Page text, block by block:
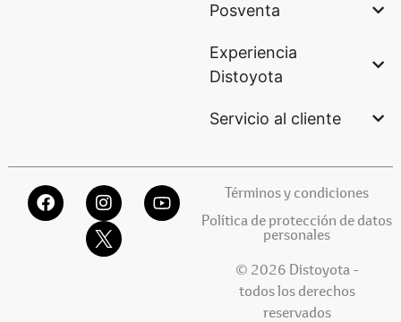
Posventa
Experiencia
Distoyota
Servicio al cliente
Términos y condiciones
Política de protección de datos
personales
© 2026 Distoyota -
todos los derechos
reservados